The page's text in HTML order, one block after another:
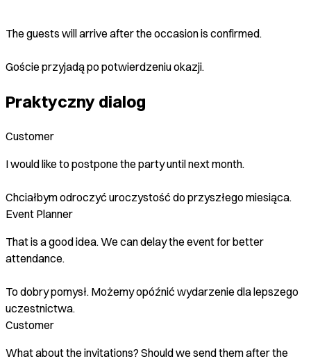
The guests will arrive after the occasion is confirmed.
Goście przyjadą po potwierdzeniu okazji.
Praktyczny dialog
Customer
I would like to postpone the party until next month.
Chciałbym odroczyć uroczystość do przyszłego miesiąca.
Event Planner
That is a good idea. We can delay the event for better
attendance.
To dobry pomysł. Możemy opóźnić wydarzenie dla lepszego
uczestnictwa.
Customer
What about the invitations? Should we send them after the